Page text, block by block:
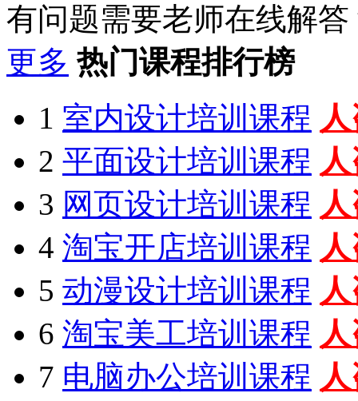
有问题需要老师在线解答
更多 热门课程排行榜
1 室内设计培训课程
2 平面设计培训课程
3 网页设计培训课程
4 淘宝开店培训课程
5 动漫设计培训课程
6 淘宝美工培训课程
7 电脑办公培训课程